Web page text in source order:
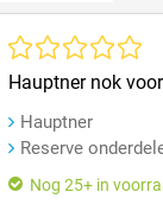
Gemiddelde
Hauptner nok
Hauptner
Reserve
Nog 25+ in